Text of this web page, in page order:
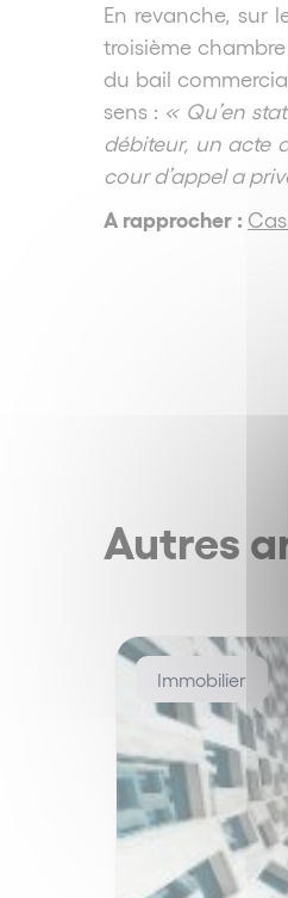
En revanche, sur
troisième
du bail
sens : « Qu’en
débiteur, un acte
cour d’appel a
A rapprocher :
Autres
Immobilier